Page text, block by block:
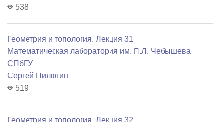
538
Геометрия и топология. Лекция 31
Математичеcкая лаборатория им. П.Л. Чебышева
СПбГУ
Сергей Пилюгин
519
Геометрия и топология. Лекция 32